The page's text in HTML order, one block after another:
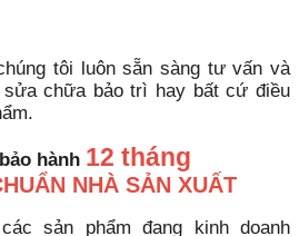
tôi luôn sẵn sàng tư vấn và
chữa bảo trì hay bất cứ điều
hành 12 tháng
NHÀ SẢN XUẤT
sản phẩm đang kinh doanh